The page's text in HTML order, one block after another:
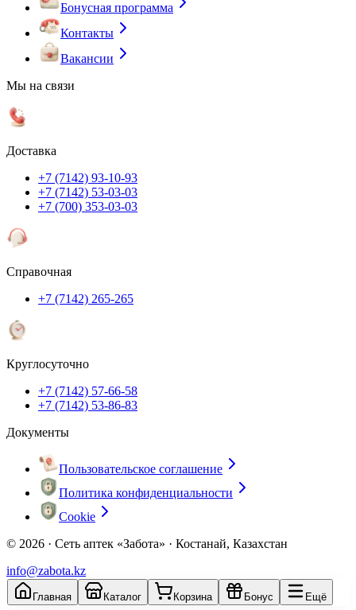
Бонусная программа
Контакты
Вакансии
Мы на связи
Доставка
+7 (7142) 93-10-93
+7 (7142) 53-03-03
+7 (700) 353-03-03
Справочная
+7 (7142) 265-265
Круглосуточно
+7 (7142) 57-66-58
+7 (7142) 53-86-83
Документы
Пользовательское соглашение
Политика конфиденциальности
Cookie
© 2026 · Сеть аптек «Забота» · Костанай, Казахстан
info@zabota.kz
Главная Каталог Корзина Бонус Ещё